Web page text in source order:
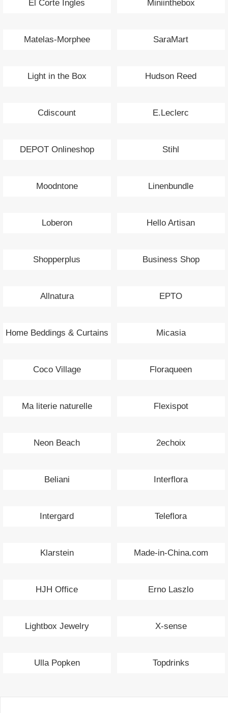
El Corte Ingles Miniinthebox
Matelas-Morphee SaraMart
Light in the Box Hudson Reed
Cdiscount E.Leclerc
DEPOT Onlineshop Stihl
Moodntone Linenbundle
Loberon Hello Artisan
Shopperplus Business Shop
Allnatura EPTO
Home Beddings & Curtains Micasia
Coco Village Floraqueen
Ma literie naturelle Flexispot
Neon Beach 2echoix
Beliani Interflora
Intergard Teleflora
Klarstein Made-in-China.com
HJH Office Erno Laszlo
Lightbox Jewelry X-sense
Ulla Popken Topdrinks